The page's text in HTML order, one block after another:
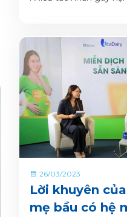
26/03/2023
Lời khuyên
mẹ bầu có hệ